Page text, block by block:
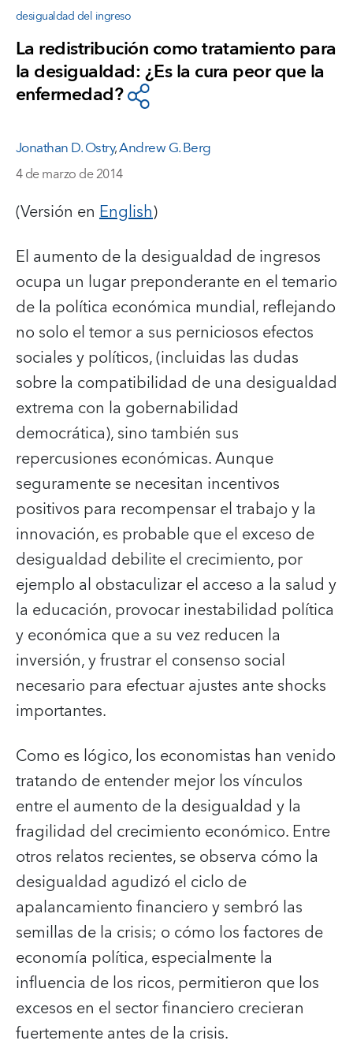
desigualdad del ingreso
La redistribución como tratamiento para
la desigualdad: ¿Es la cura peor que la
enfermedad?
Jonathan D. Ostry,Andrew G. Berg
4 de marzo de 2014
(Versión en English)
El aumento de la desigualdad de ingresos
ocupa un lugar preponderante en el temario
de la política económica mundial, reflejando
no solo el temor a sus perniciosos efectos
sociales y políticos, (incluidas las dudas
sobre la compatibilidad de una desigualdad
extrema con la gobernabilidad
democrática), sino también sus
repercusiones económicas. Aunque
seguramente se necesitan incentivos
positivos para recompensar el trabajo y la
innovación, es probable que el exceso de
desigualdad debilite el crecimiento, por
ejemplo al obstaculizar el acceso a la salud y
la educación, provocar inestabilidad política
y económica que a su vez reducen la
inversión, y frustrar el consenso social
necesario para efectuar ajustes ante shocks
importantes.
Como es lógico, los economistas han venido
tratando de entender mejor los vínculos
entre el aumento de la desigualdad y la
fragilidad del crecimiento económico. Entre
otros relatos recientes, se observa cómo la
desigualdad agudizó el ciclo de
apalancamiento financiero y sembró las
semillas de la crisis; o cómo los factores de
economía política, especialmente la
influencia de los ricos, permitieron que los
excesos en el sector financiero crecieran
fuertemente antes de la crisis.